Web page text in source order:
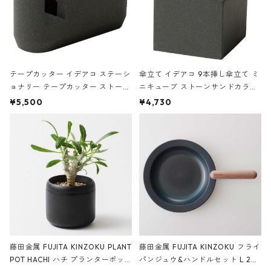
テープカッター イデアコ ステーシ
ョナリー テープカッター ストーン
サンドカラー 石調 ideaco Station
¥5,500
傘立て イデアコ 9本挿し傘立て ミ
ニキューブ ストーンサンドカラー
石調 ideaco Umbrella Stand CUB
E ストーンサンドブラック
¥4,730
藤田金属 FUJITA KINZOKU PLANT
POT HACHI ハチ プランターポッ
藤田金属 FUJITA KINZOKU フライ
パンジュウ&ハンドルセット L 24c